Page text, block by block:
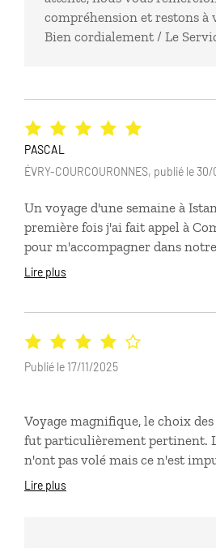
compréhension et restons à
Bien cordialement / Le
Un voyage d'une semaine à
première fois j'ai fait appel à
pour m'accompagner dans
guide, transfert, hôtel, soirée,
apprécié la prestation de bout
Vraiment rien à dire sinon que
extrêmement satisfaits de notre
Lire plus
PASCAL
ÉVRY-COURCOURONNES, publié le
Voyage magnifique, le choix
fut particulièrement pertinent.
n'ont pas volé mais ce n'est
(conditions météo). Le rythme
mais vite oubliée par la beauté
Lire plus
Publié le 17/11/2025